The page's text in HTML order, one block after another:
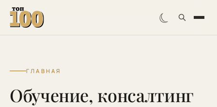
☾
ГЛАВНАЯ
Обучение, консалтинг